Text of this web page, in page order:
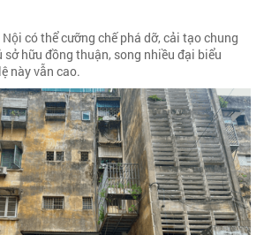
có thể cưỡng chế phá dỡ, cải tạo chung
sở hữu đồng thuận, song nhiều đại biểu
này vẫn cao.